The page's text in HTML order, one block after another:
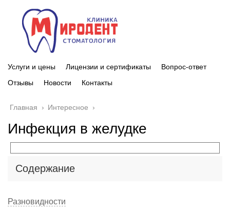
Услуги и цены Лицензии и сертификаты
Вопрос-ответ
Отзывы
Новости Контакты
Главная › Интересное ›
Инфекция в желудке
Содержание
Разновидности